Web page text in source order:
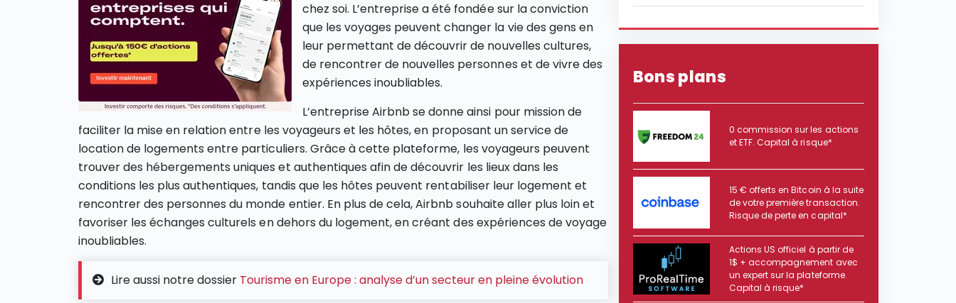
chez soi. L’entreprise a été fondée sur la conviction
que les voyages peuvent changer la vie des gens en
leur permettant de découvrir de nouvelles cultures,
de rencontrer de nouvelles personnes et de vivre des
expériences inoubliables.
L’entreprise Airbnb se donne ainsi pour mission de
faciliter la mise en relation entre les voyageurs et les hôtes, en proposant un service de
location de logements entre particuliers. Grâce à cette plateforme, les voyageurs peuvent
trouver des hébergements uniques et authentiques afin de découvrir les lieux dans les
conditions les plus authentiques, tandis que les hôtes peuvent rentabiliser leur logement et
rencontrer des personnes du monde entier. En plus de cela, Airbnb souhaite aller plus loin et
favoriser les échanges culturels en dehors du logement, en créant des expériences de voyage
inoubliables.
Lire aussi notre dossier Tourisme en Europe : analyse d’un secteur en pleine évolution
Bons plans
0 commission sur les actions
et ETF. Capital à risque*
15 € offerts en Bitcoin à la suite
de votre première transaction.
Risque de perte en capital*
Actions US officiel à partir de
1$ + accompagnement avec
un expert sur la plateforme.
Capital à risque*